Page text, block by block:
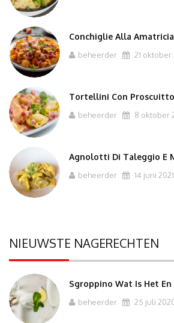
Conchiglie Alla
beheerder 21 oktober
Tortellini Con Proscuitto
beheerder 8 oktober
Agnolotti Di Taleggio E
beheerder 14 juni 2021
NIEUWSTE NAGERECHTEN
Sgroppino Wat Is Het En
beheerder 25 juli